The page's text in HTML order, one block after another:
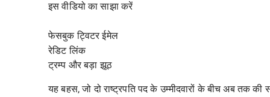
इस वीडियो का साझा करें
फेसबुक ट्विटर ईमेल
रेडिटलिंक
ट्रम्प और बड़ा झूठ
यह बहस, जो दो राष्ट्रपति पद के उम्मीदवारों के बीच अब तक